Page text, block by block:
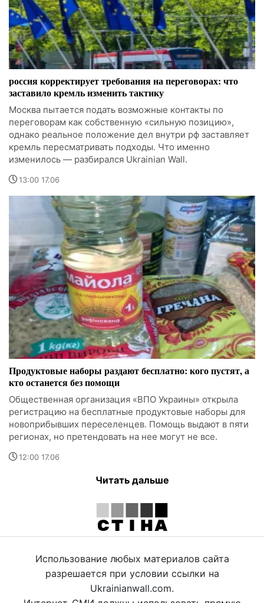
россия корректирует требования на переговорах: что
заставило кремль изменить тактику
Москва пытается подать возможные контакты по
переговорам как собственную «сильную позицию»,
однако реальное положение дел внутри рф заставляет
кремль пересматривать подходы. Что именно
изменилось — разбирался Ukrainian Wall.
13:00 17.06
Продуктовые наборы раздают бесплатно: кого пустят, а
кто останется без помощи
Общественная организация «ВПО Украины» открыла
регистрацию на бесплатные продуктовые наборы для
новоприбывших переселенцев. Помощь выдают в пяти
регионах, но претендовать на нее могут не все.
12:00 17.06
Читать дальше
Использование любых материалов сайта
разрешается при условии ссылки на
Ukrainianwall.com.